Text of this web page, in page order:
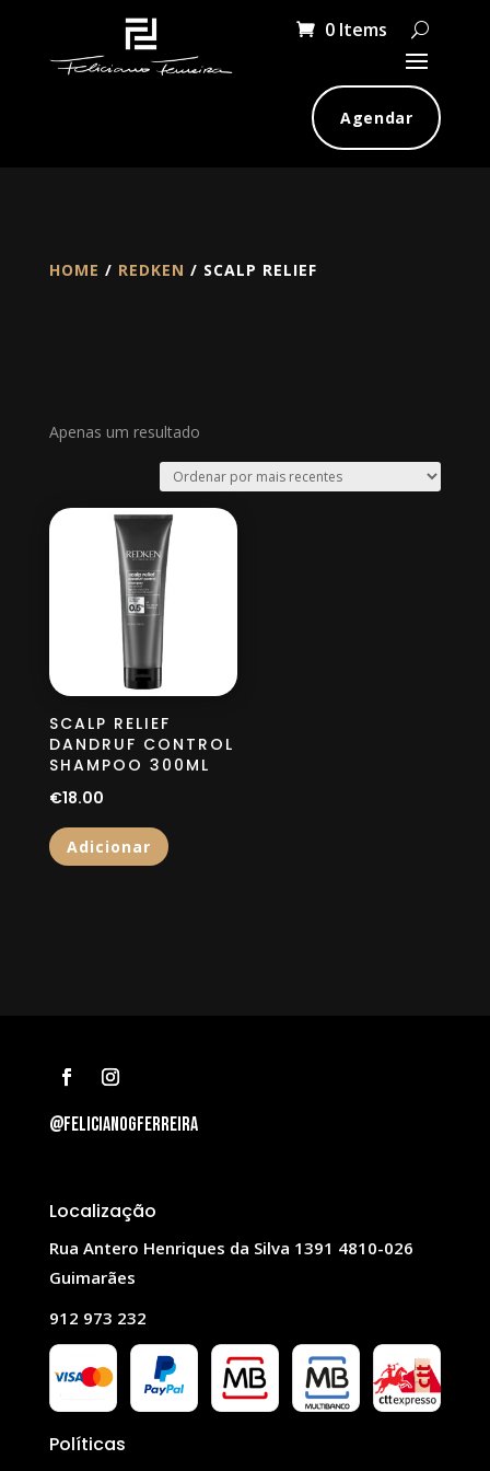
0 Items
Agendar
HOME / REDKEN / SCALP RELIEF
Apenas um resultado
SCALP RELIEF
DANDRUF CONTROL
SHAMPOO 300ML
€18.00
Adicionar
@felicianogferreira
Localização
Rua Antero Henriques da Silva 1391 4810-026
Guimarães
912 973 232
Políticas